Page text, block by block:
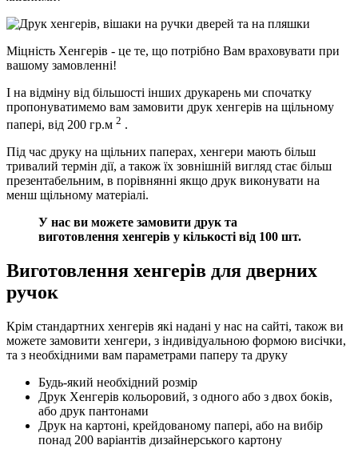
Міцність Хенгерів - це те, що потрібно Вам враховувати при
вашому замовленні!
І на відміну від більшості інших друкарень ми спочатку
пропонуватимемо вам замовити друк хенгерів на щільному
папері, від 200 гр.м 2 .
Під час друку на щільних паперах, хенгери мають більш
тривалий термін дії, а також їх зовнішній вигляд стає більш
презентабельним, в порівнянні якщо друк виконувати на
менш щільному матеріалі.
У нас ви можете замовити друк та
виготовлення хенгерів у кількості від 100 шт.
Виготовлення хенгерів для дверних
ручок
Крім стандартних хенгерів які надані у нас на сайті, також ви
можете замовити хенгери, з індивідуальною формою висічки,
та з необхідними вам параметрами паперу та друку
Будь-який необхідний розмір
Друк Хенгерів кольоровий, з одного або з двох боків,
або друк пантонами
Друк на картоні, крейдованому папері, або на вибір
понад 200 варіантів дизайнерського картону